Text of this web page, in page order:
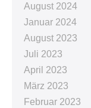
August 2024
Januar 2024
August 2023
Juli 2023
April 2023
März 2023
Februar 2023